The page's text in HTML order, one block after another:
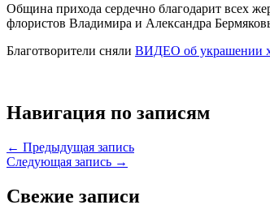
Община прихода сердечно благодарит всех
флористов Владимира и Александра
Благотворители сняли ВИДЕО об украшении
Навигация по записям
← Предыдущая запись
Следующая запись →
Свежие записи